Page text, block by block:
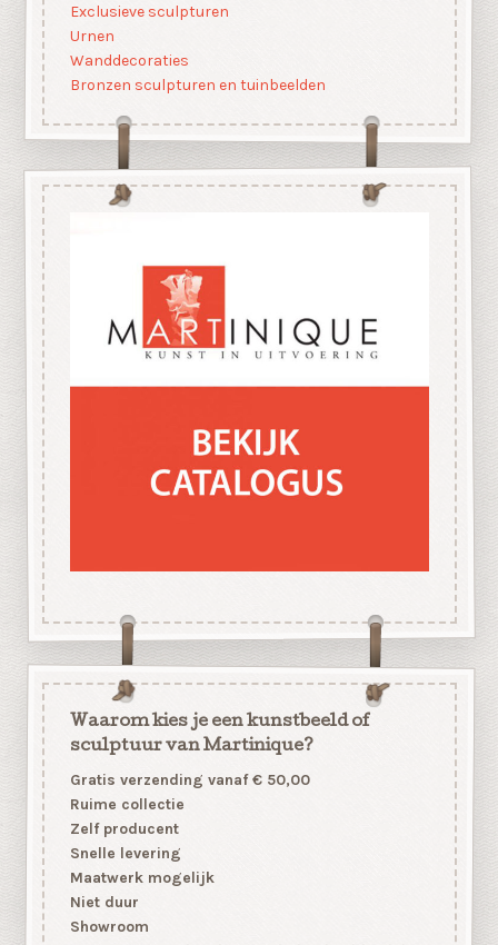
Exclusieve sculpturen
Urnen
Wanddecoraties
Bronzen sculpturen en tuinbeelden
Waarom kies je een kunstbeeld of
sculptuur van Martinique?
Gratis verzending vanaf € 50,00
Ruime collectie
Zelf producent
Snelle levering
Maatwerk mogelijk
Niet duur
Showroom